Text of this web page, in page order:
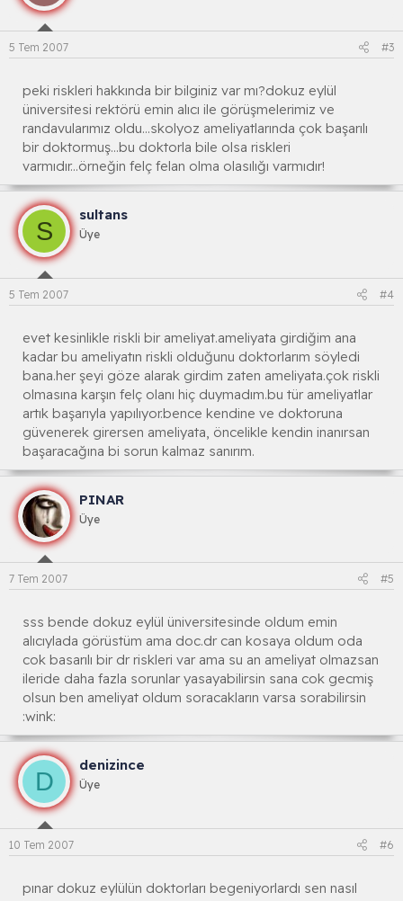
5 Tem 2007 #3
peki riskleri hakkında bir bilginiz var mı?dokuz eylül
üniversitesi rektörü emin alıcı ile görüşmelerimiz ve
randavularımız oldu...skolyoz ameliyatlarında çok başarılı
bir doktormuş...bu doktorla bile olsa riskleri
varmıdır...örneğin felç felan olma olasılığı varmıdır!
S
sultans
Üye
5 Tem 2007 #4
evet kesinlikle riskli bir ameliyat.ameliyata girdiğim ana
kadar bu ameliyatın riskli olduğunu doktorlarım söyledi
bana.her şeyi göze alarak girdim zaten ameliyata.çok riskli
olmasına karşın felç olanı hiç duymadım.bu tür ameliyatlar
artık başarıyla yapılıyor.bence kendine ve doktoruna
güvenerek girersen ameliyata, öncelikle kendin inanırsan
başaracağına bi sorun kalmaz sanırım.
PINAR
Üye
7 Tem 2007 #5
sss bende dokuz eylül üniversitesinde oldum emin
alıcıylada görüstüm ama doc.dr can kosaya oldum oda
cok basarılı bir dr riskleri var ama su an ameliyat olmazsan
ileride daha fazla sorunlar yasayabilirsin sana cok gecmiş
olsun ben ameliyat oldum soracakların varsa sorabilirsin
:wink:
D
denizince
Üye
10 Tem 2007 #6
pınar dokuz eylülün doktorları begeniyorlardı sen nasıl